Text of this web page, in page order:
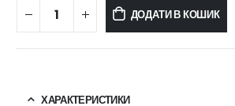
ДОДАТИ В КОШИК
ХАРАКТЕРИСТИКИ